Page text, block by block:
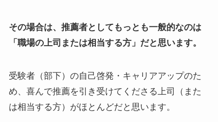
その場合は、推薦者としてもっとも一般的なのは
「職場の上司または相当する方」だと思います。
受験者（部下）の自己啓発・キャリアアップのた
め、喜んで推薦を引き受けてくださる上司（また
は相当する方）がほとんどだと思います。